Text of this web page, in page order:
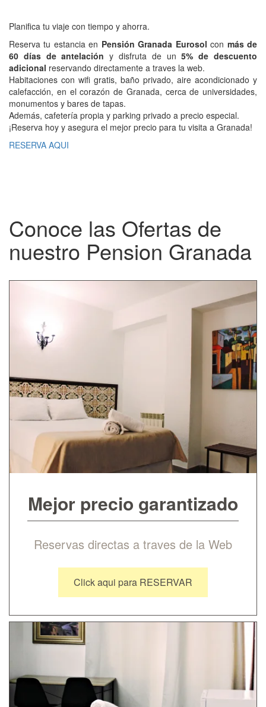
Planifica tu viaje con tiempo y ahorra.
Reserva tu estancia en Pensión Granada Eurosol con más de
60 días de antelación y disfruta de un5% de descuento
adicional reservando directamente a traves la web.
Habitaciones con wifi gratis, baño privado, aire acondicionado y
calefacción, en el corazón de Granada, cerca de universidades,
monumentos y bares de tapas.
Además, cafetería propia y parking privado a precio especial.
¡Reserva hoy y asegura el mejor precio para tu visita a Granada!
RESERVA AQUI
Conoce las Ofertas de
nuestro Pension Granada
Mejor precio garantizado
Reservas directas a traves de la Web
Click aqui para RESERVAR